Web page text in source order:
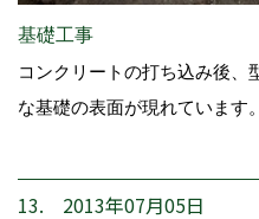
基礎工事
コンクリートの打ち込み後、
な基礎の表面が現れています。
13. 2013年07月05日